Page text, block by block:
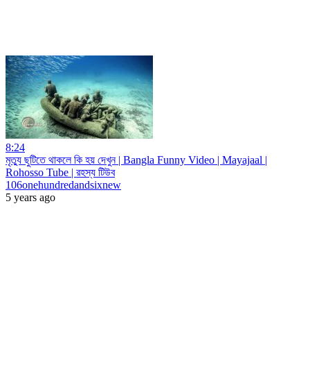
8:24
মৃত্যু ছুটিতে থাকলে কি হয় দেখুন | Bangla Funny Video | Mayajaal |
Rohosso Tube | রহস্য টিউব
106onehundredandsixnew
5 years ago